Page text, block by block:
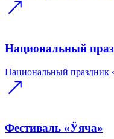
Национальный
Национальный
Фестиваль «Ӱяча»